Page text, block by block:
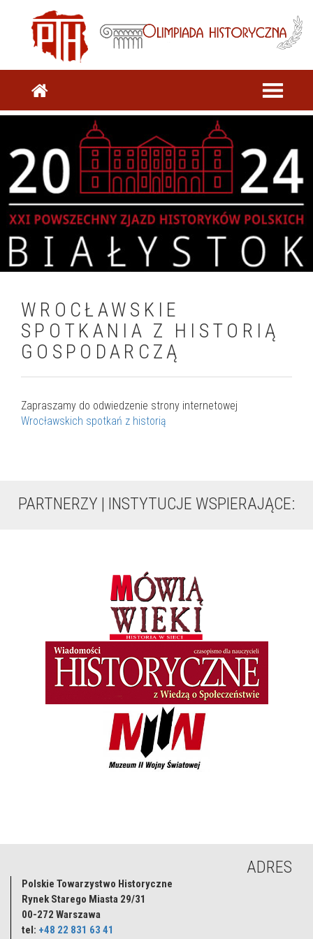
WROCŁAWSKIE
SPOTKANIA Z HISTORIĄ
GOSPODARCZĄ
Zapraszamy do odwiedzenie strony internetowej
Wrocławskich spotkań z historią
PARTNERZY | INSTYTUCJE WSPIERAJĄCE:
ADRES
Polskie Towarzystwo Historyczne
Rynek Starego Miasta 29/31
00-272 Warszawa
tel: +48 22 831 63 41